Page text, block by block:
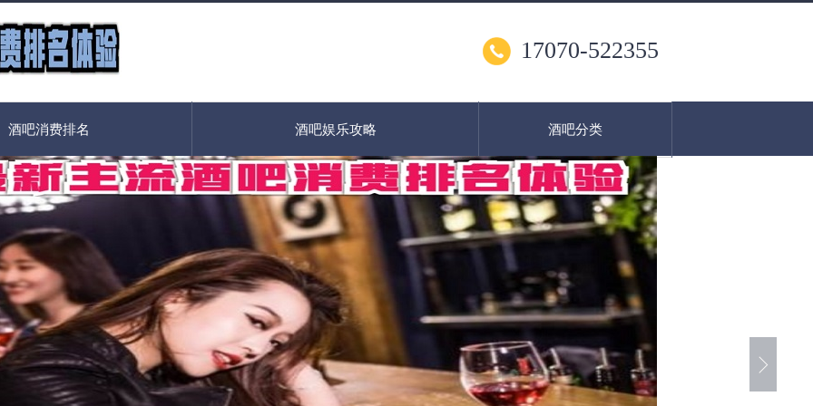
17070-522355
酒吧消费排名 酒吧娱乐攻略 酒吧分类